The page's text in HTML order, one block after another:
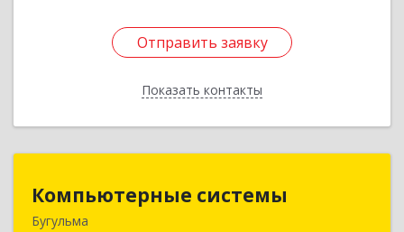
Отправить заявку
Показать контакты
Отправить заявку
Назад
Компьютерные системы
Бугульма420111, Республика Татарстан, Бугульма,